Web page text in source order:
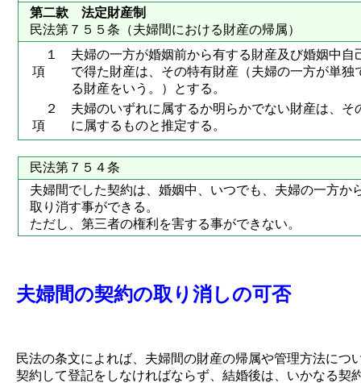
第二款 法定財産制
民法第７５５条（夫婦間における財産の帰属）
１
項
夫婦の一方が婚姻前から有する財産及び婚姻中自
で得た財産は、その特有財産（夫婦の一方が単独
る財産をいう。）とする。
２
項
夫婦のいずれに属するか明らかでない財産は、そ
に属するものと推定する。
民法第７５４条
夫婦間でした契約は、婚姻中、いつでも、夫婦の一方か
取り消す事ができる。
ただし、第三者の権利を害する事ができない。
夫婦間の契約の取り消しの可否
民法の条文によれば、夫婦間の財産の帰属や管理方法につ
契約して登記をしなければならず、結婚後は、いかなる契